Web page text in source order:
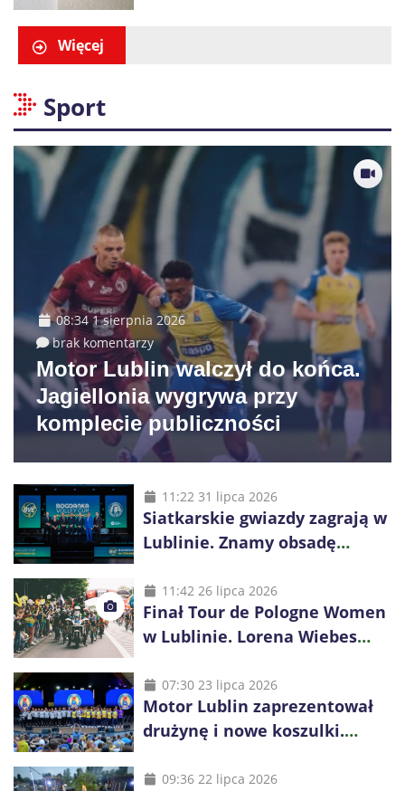
Więcej
Sport
08:34 1 sierpnia 2026
brak komentarzy
Motor Lublin walczył do końca.
Jagiellonia wygrywa przy
komplecie publiczności
11:22 31 lipca 2026
Siatkarskie gwiazdy zagrają w
Lublinie. Znamy obsadę
11:42 26 lipca 2026
Finał Tour de Pologne Women
w Lublinie. Lorena Wiebes
07:30 23 lipca 2026
Motor Lublin zaprezentował
drużynę i nowe koszulki.
zespół w sezonie 2026/27
09:36 22 lipca 2026